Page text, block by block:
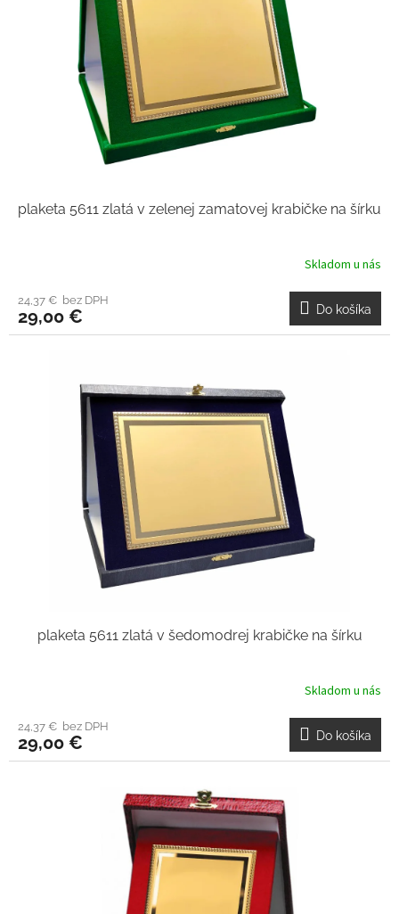
plaketa 5611 zlatá v zelenej zamatovej krabičke na šírku
Skladom u nás
24,37 € bez DPH
29,00 € Do košíka
plaketa 5611 zlatá v šedomodrej krabičke na šírku
Skladom u nás
24,37 € bez DPH
29,00 € Do košíka